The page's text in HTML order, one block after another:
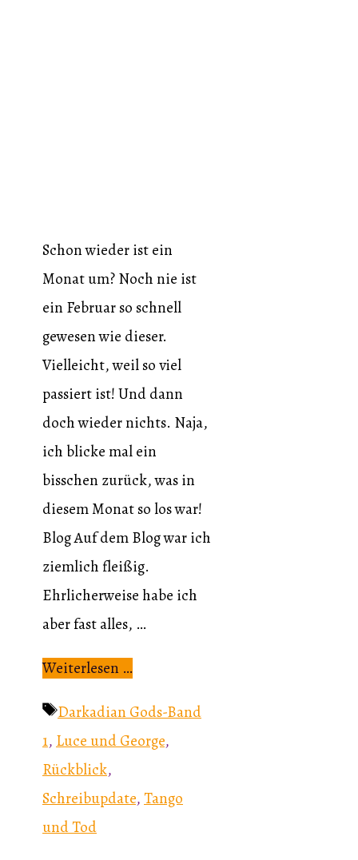
Schon wieder ist ein
Monat um? Noch nie ist
ein Februar so schnell
gewesen wie dieser.
Vielleicht, weil so viel
passiert ist! Und dann
doch wieder nichts. Naja,
ich blicke mal ein
bisschen zurück, was in
diesem Monat so los war!
Blog Auf dem Blog war ich
ziemlich fleißig.
Ehrlicherweise habe ich
aber fast alles, …
Weiterlesen …
Schlagwörter
Darkadian Gods-Band
1, Luce und George,
Rückblick,
Schreibupdate,Tango
und Tod